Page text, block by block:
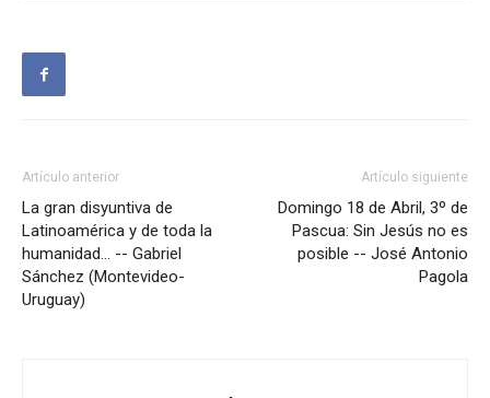
Artículo anterior
La gran disyuntiva de
Latinoamérica y de toda la
humanidad… -- Gabriel
Sánchez (Montevideo-
Uruguay)
Artículo siguiente
Domingo 18 de Abril, 3º de
Pascua: Sin Jesús no es
posible -- José Antonio
Pagola